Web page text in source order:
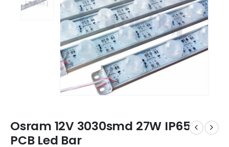
Osram 12V 3030smd 27W IP65
PCB Led Bar